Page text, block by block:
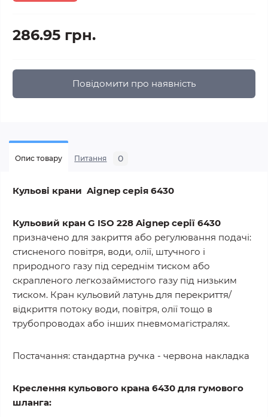
286.95 грн.
Повідомити про наявність
Опис товару Питання 0
Кульові крани Aignep серія 6430
Кульовий кран G ISO 228 Aignep серії 6430
призначено для закриття або регулювання подачі:
стисненого повітря, води, олії, штучного і
природного газу під середнім тиском або
скрапленого легкозаймистого газу під низьким
тиском. Кран кульовий латунь для перекриття/
відкриття потоку води, повітря, олії тощо в
трубопроводах або інших пневмомагістралях.
Постачання: стандартна ручка - червона накладка
Креслення кульового крана 6430 для гумового
шланга: